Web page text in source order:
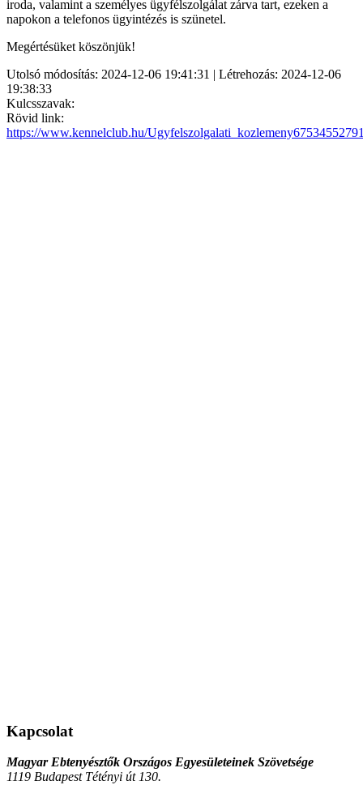
iroda, valamint a személyes ügyfélszolgálat zárva tart, ezeken a
napokon a telefonos ügyintézés is szünetel.
Megértésüket köszönjük!
Utolsó módosítás: 2024-12-06 19:41:31 | Létrehozás: 2024-12-06
19:38:33
Kulcsszavak:
Rövid link:
https://www.kennelclub.hu/
Kapcsolat
Magyar Ebtenyésztők Országos Egyesületeinek Szövetsége
1119 Budapest Tétényi út 130.